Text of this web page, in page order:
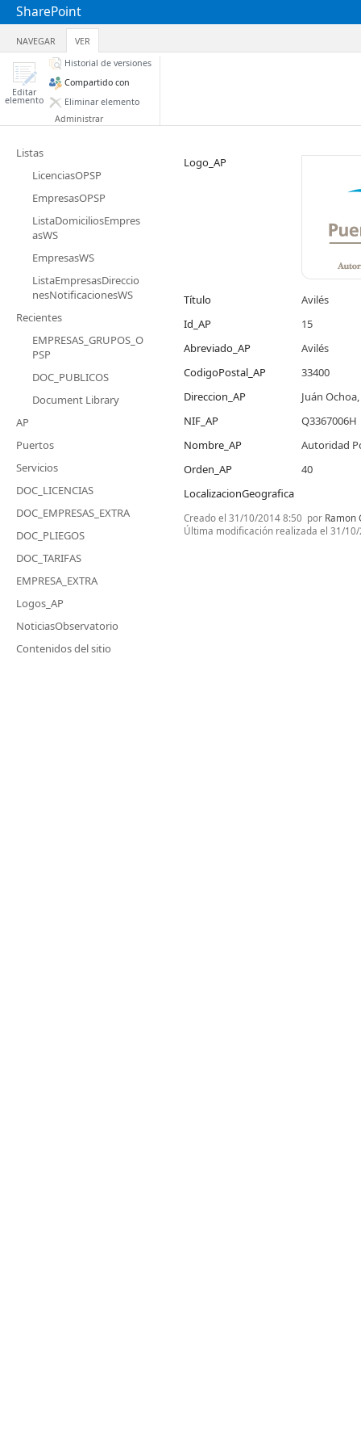
SharePoint
NAVEGAR VER
Editar
elemento
Historial de versiones
Compartido con
Eliminar elemento
Administrar
Listas
LicenciasOPSP
EmpresasOPSP
ListaDomiciliosEmpres
asWS
EmpresasWS
ListaEmpresasDireccio
nesNotificacionesWS
Recientes
EMPRESAS_GRUPOS_O
PSP
DOC_PUBLICOS
Document Library
AP
Puertos
Servicios
DOC_LICENCIAS
DOC_EMPRESAS_EXTRA
DOC_PLIEGOS
DOC_TARIFAS
EMPRESA_EXTRA
Logos_AP
NoticiasObservatorio
Contenidos del sitio
Logo_AP
Título
Avilés
Id_AP
15
Abreviado_AP
Avilés
CodigoPostal_AP
33400
Direccion_AP
Juán
NIF_AP
Q3367006H
Nombre_AP
Autoridad
Orden_AP
40
LocalizacionGeografica
Creado el 31/10/2014 8:50 por Ramon
Última modificación realizada el 31/